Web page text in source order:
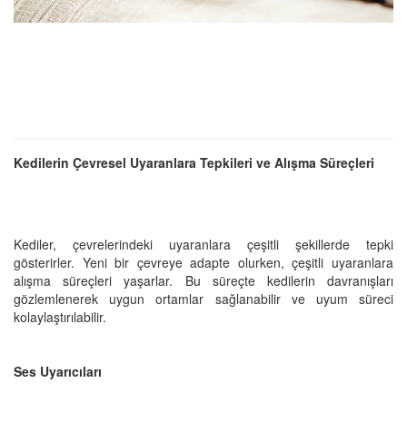
Kedilerin Çevresel Uyaranlara Tepkileri ve Alışma Süreçleri
Kediler, çevrelerindeki uyaranlara çeşitli şekillerde tepki
gösterirler. Yeni bir çevreye adapte olurken, çeşitli uyaranlara
alışma süreçleri yaşarlar. Bu süreçte kedilerin davranışları
gözlemlenerek uygun ortamlar sağlanabilir ve uyum süreci
kolaylaştırılabilir.
Ses Uyarıcıları